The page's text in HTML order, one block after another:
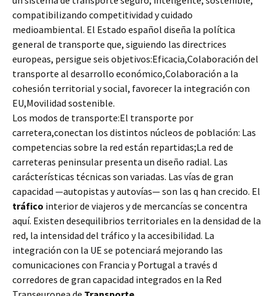
compatibilizando competitividad y cuidado
medioambiental. El Estado español diseña la política
general de transporte que, siguiendo las directrices
europeas, persigue seis objetivos:Eficacia,Colaboración del
transporte al desarrollo económico,Colaboración a la
cohesión territorial y social, favorecer la integración con
EU,Movilidad sostenible.
Los modos de transporte:El transporte por
carretera,conectan los distintos núcleos de población: Las
competencias sobre la red están repartidas;La red de
carreteras peninsular presenta un diseño radial. Las
carácterísticas técnicas son variadas. Las vías de gran
capacidad —autopistas y autovías— son las q han crecido. El
tráfico interior de viajeros y de mercancías se concentra
aquí. Existen desequilibrios territoriales en la densidad de la
red, la intensidad del tráfico y la accesibilidad. La
integración con la UE se potenciará mejorando las
comunicaciones con Francia y Portugal a través d
corredores de gran capacidad integrados en la Red